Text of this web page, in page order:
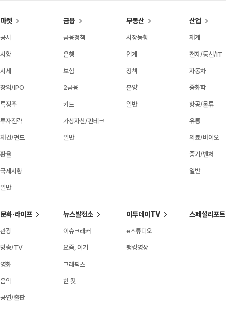
마켓
공시
시황
시세
장외/IPO
특징주
투자전략
채권/펀드
환율
국제시황
일반
금융
금융정책
은행
보험
2금융
카드
가상자산/핀테크
일반
부동산
시장동향
업계
정책
분양
일반
산업
재계
전자/통신/IT
자동차
중화학
항공/물류
유통
의료/바이오
중기/벤처
일반
문화·라이프
관광
방송/TV
영화
음악
공연/출판
뉴스발전소
이슈크래커
요즘, 이거
그래픽스
한 컷
이투데이TV
e스튜디오
랭킹영상
스페셜리포트